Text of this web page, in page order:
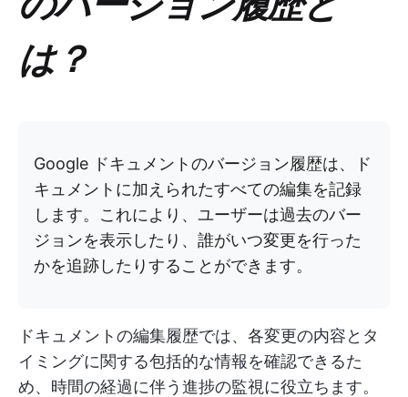
は？
Google ドキュメントのバージョン履歴は、ド
キュメントに加えられたすべての編集を記録
します。これにより、ユーザーは過去のバー
ジョンを表示したり、誰がいつ変更を行った
かを追跡したりすることができます。
ドキュメントの編集履歴では、各変更の内容とタ
イミングに関する包括的な情報を確認できるた
め、時間の経過に伴う進捗の監視に役立ちます。